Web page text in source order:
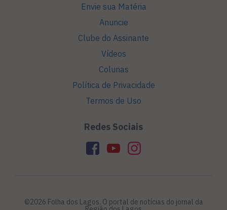
Envie sua Matéria
Anuncie
Clube do Assinante
Vídeos
Colunas
Política de Privacidade
Termos de Uso
Redes Sociais
©2026 Folha dos Lagos. O portal de notícias do jornal da